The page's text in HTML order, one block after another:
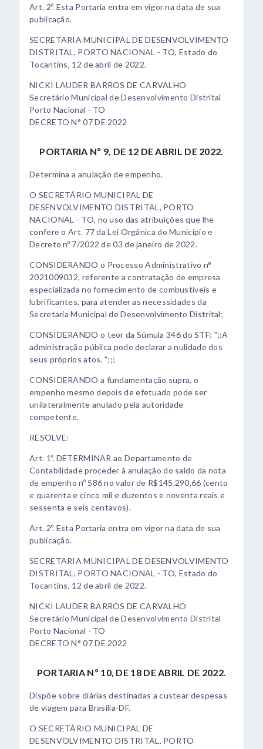
Art. 2º. Esta Portaria entra em vigor na data de sua
publicação.
SECRETARIA MUNICIPAL DE DESENVOLVIMENTO
DISTRITAL, PORTO NACIONAL - TO, Estado do
Tocantins, 12 de abril de 2022.
NICKI LAUDER BARROS DE CARVALHO
Secretário Municipal de Desenvolvimento Distrital
Porto Nacional - TO
DECRETO N° 07 DE 2022
PORTARIA Nº 9, DE 12 DE ABRIL DE 2022.
Determina a anulação de empenho.
O SECRETÁRIO MUNICIPAL DE
DESENVOLVIMENTO DISTRITAL, PORTO
NACIONAL - TO, no uso das atribuições que lhe
confere o Art. 77 da Lei Orgânica do Município e
Decreto nº 7/2022 de 03 de janeiro de 2022.
CONSIDERANDO o Processo Administrativo n°
2021009032, referente a contratação de empresa
especializada no fornecimento de combustíveis e
lubrificantes, para atender as necessidades da
Secretaria Municipal de Desenvolvimento Distrital;
CONSIDERANDO o teor da Súmula 346 do STF: ";;A
administração pública pode declarar a nulidade dos
seus próprios atos. ";;;
CONSIDERANDO a fundamentação supra, o
empenho mesmo depois de efetuado pode ser
unilateralmente anulado pela autoridade
competente.
RESOLVE:
Art. 1º. DETERMINAR ao Departamento de
Contabilidade proceder à anulação do saldo da nota
de empenho nº 586 no valor de R$145.290,66 (cento
e quarenta e cinco mil e duzentos e noventa reais e
sessenta e seis centavos).
Art. 2º. Esta Portaria entra em vigor na data de sua
publicação.
SECRETARIA MUNICIPAL DE DESENVOLVIMENTO
DISTRITAL, PORTO NACIONAL - TO, Estado do
Tocantins, 12 de abril de 2022.
NICKI LAUDER BARROS DE CARVALHO
Secretário Municipal de Desenvolvimento Distrital
Porto Nacional - TO
DECRETO N° 07 DE 2022
PORTARIA Nº 10, DE 18 DE ABRIL DE 2022.
Dispõe sobre diárias destinadas a custear despesas
de viagem para Brasília-DF.
O SECRETÁRIO MUNICIPAL DE
DESENVOLVIMENTO DISTRITAL, PORTO